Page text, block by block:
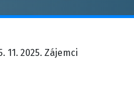
2025. Zájemci